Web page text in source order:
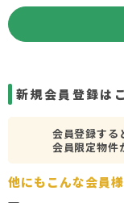
新規会員登録は
会員登録する
会員限定物件
他にもこんな会員